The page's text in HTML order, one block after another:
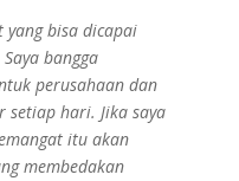
yang bisa dicapai
bangga
perusahaan dan
setiap hari. Jika saya
itu akan
membedakan